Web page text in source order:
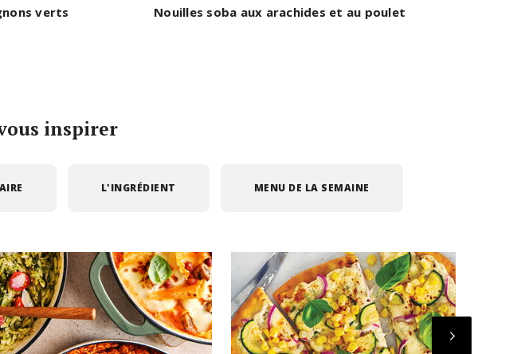
verts Nouilles soba aux arachides et au poulet
inspirer
L'INGRÉDIENT MENU DE LA SEMAINE